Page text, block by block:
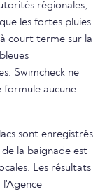
régionales,
les fortes pluies
court terme sur la
Swimcheck ne
formule aucune
sont enregistrés
la baignade est
Les résultats
l'Agence